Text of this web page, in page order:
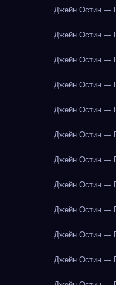
Джейн Остин —
Джейн Остин —
Джейн Остин —
Джейн Остин —
Джейн Остин —
Джейн Остин —
Джейн Остин —
Джейн Остин —
Джейн Остин —
Джейн Остин —
Джейн Остин —